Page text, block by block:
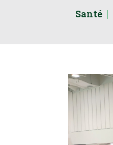
Santé